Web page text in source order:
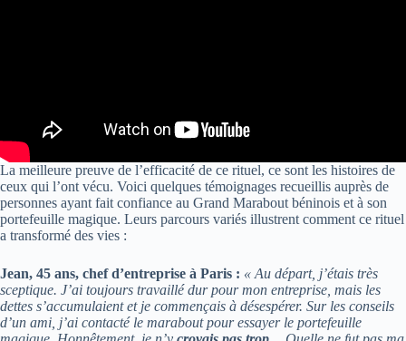
La meilleure preuve de l’efficacité de ce rituel, ce sont les histoires de
ceux qui l’ont vécu. Voici quelques témoignages recueillis auprès de
personnes ayant fait confiance au Grand Marabout béninois et à son
portefeuille magique. Leurs parcours variés illustrent comment ce rituel
a transformé des vies :
Jean, 45 ans, chef d’entreprise à Paris : « Au départ, j’étais très
sceptique. J’ai toujours travaillé dur pour mon entreprise, mais les
dettes s’accumulaient et je commençais à désespérer. Sur les conseils
d’un ami, j’ai contacté le marabout pour essayer le portefeuille